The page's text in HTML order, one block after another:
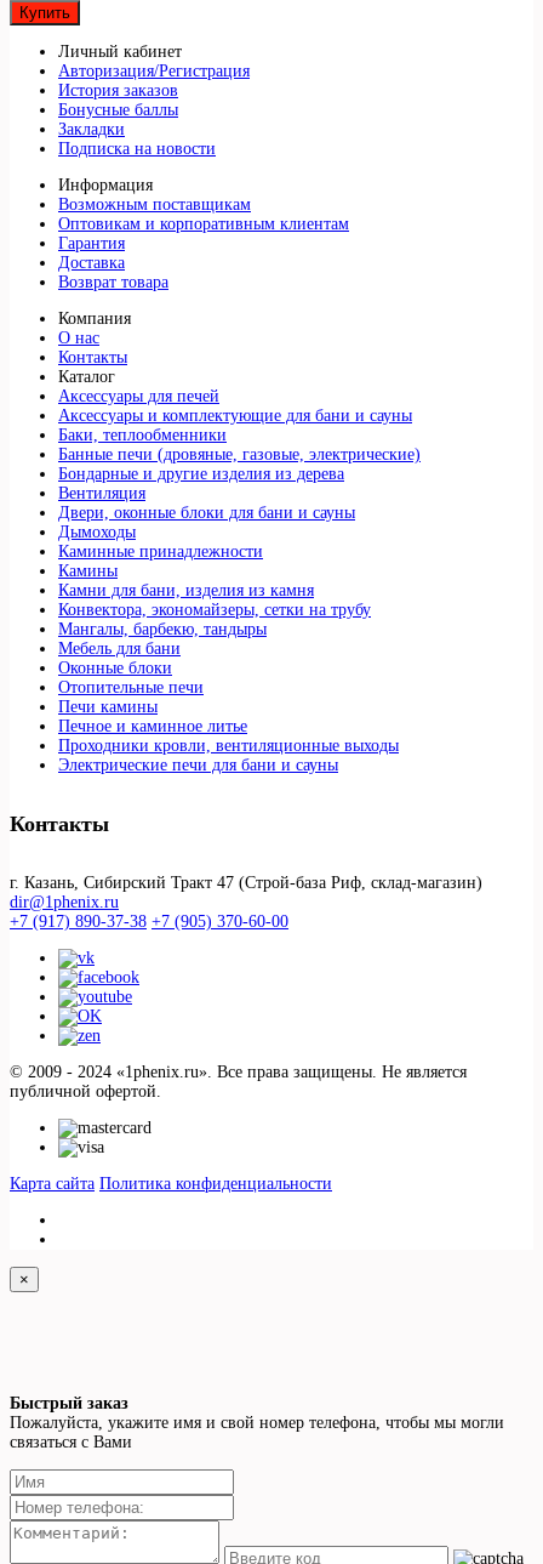
Купить
Личный кабинет
Авторизация/Регистрация
История заказов
Бонусные баллы
Закладки
Подписка на новости
Информация
Возможным поставщикам
Оптовикам и корпоративным клиентам
Гарантия
Доставка
Возврат товара
Компания
О нас
Контакты
Каталог
Аксессуары для печей
Аксессуары и комплектующие для бани и сауны
Баки, теплообменники
Банные печи (дровяные, газовые, электрические)
Бондарные и другие изделия из дерева
Вентиляция
Двери, оконные блоки для бани и сауны
Дымоходы
Каминные принадлежности
Камины
Камни для бани, изделия из камня
Конвектора, экономайзеры, сетки на трубу
Мангалы, барбекю, тандыры
Мебель для бани
Оконные блоки
Отопительные печи
Печи камины
Печное и каминное литье
Проходники кровли, вeнтиляционные выходы
Электрические печи для бани и сауны
Контакты
г. Казань, Сибирский Тракт 47 (Строй-база Риф, склад-магазин)
dir@1phenix.ru
+7 (917) 890-37-38 +7 (905) 370-60-00
© 2009 - 2024 «1phenix.ru». Все права защищены. Не является
публичной офертой.
Карта сайта Политика конфиденциальности
×
Быстрый заказ
Пожалуйста, укажите имя и свой номер телефона, чтобы мы могли
связаться с Вами